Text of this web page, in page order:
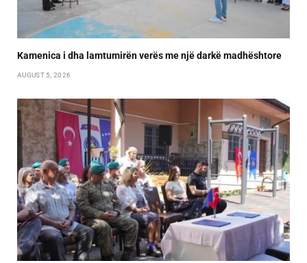
Kamenica i dha lamtumirën verës me një darkë madhështore
AUGUST 5, 2026